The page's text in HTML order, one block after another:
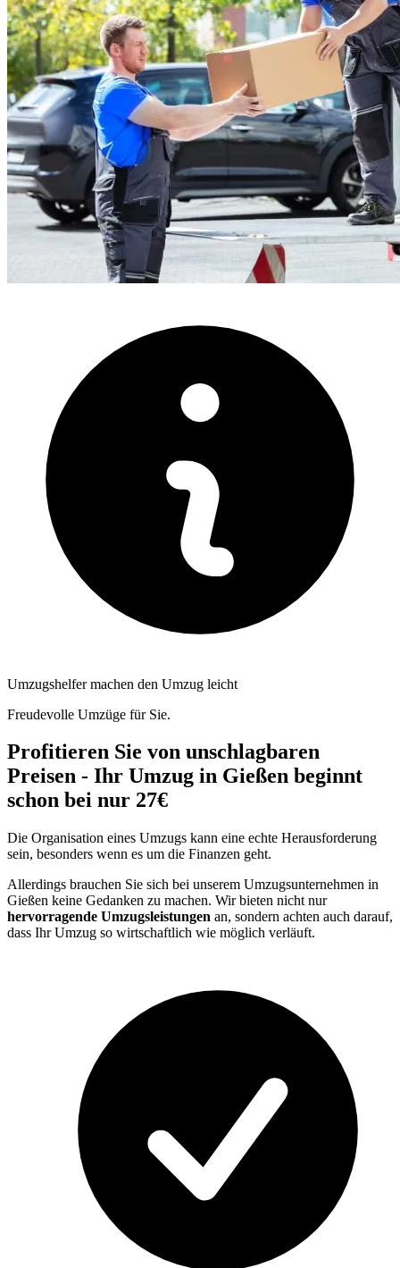
Umzugshelfer machen den Umzug leicht
Freudevolle Umzüge für Sie.
Profitieren Sie von unschlagbaren
Preisen - Ihr Umzug in Gießen beginnt
schon bei nur 27€
Die Organisation eines Umzugs kann eine echte Herausforderung
sein, besonders wenn es um die Finanzen geht.
Allerdings brauchen Sie sich bei unserem Umzugsunternehmen in
Gießen keine Gedanken zu machen. Wir bieten nicht nur
hervorragende Umzugsleistungen an, sondern achten auch darauf,
dass Ihr Umzug so wirtschaftlich wie möglich verläuft.